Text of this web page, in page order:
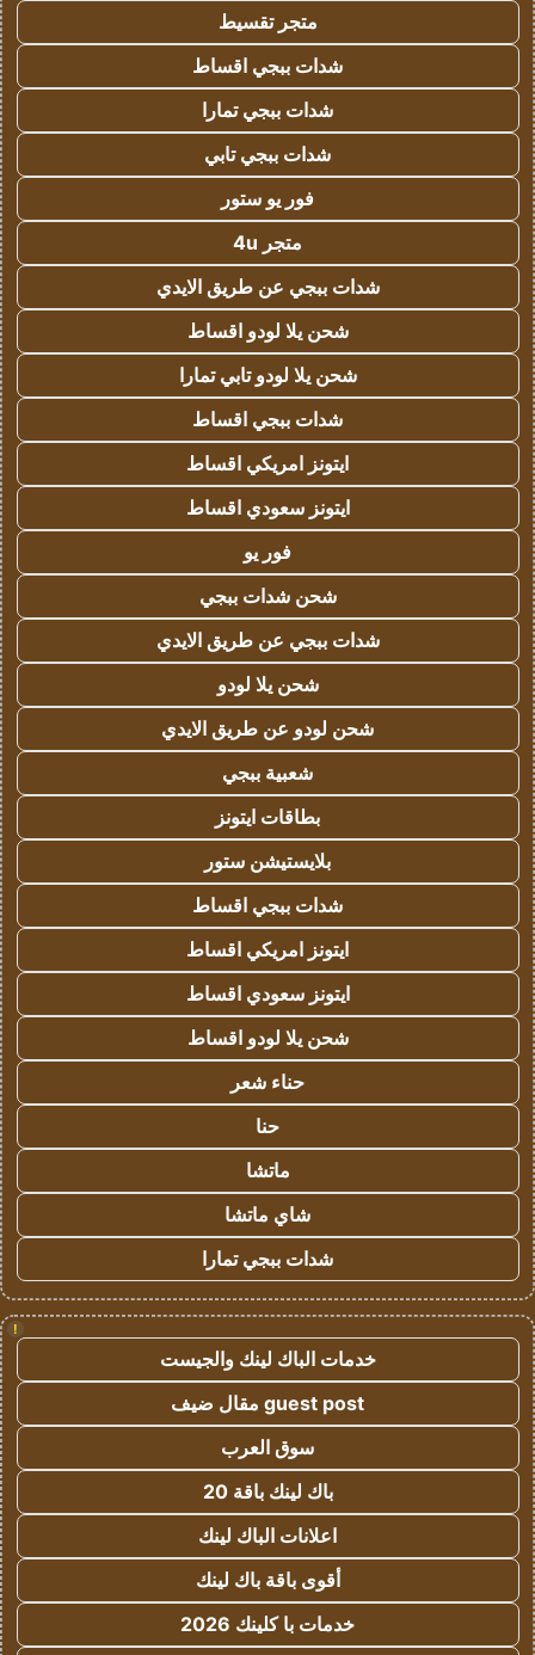
متجر تقسيط
شدات ببجي اقساط
شدات ببجي تمارا
شدات ببجي تابي
فور يو ستور
متجر 4u
شدات ببجي عن طريق الايدي
شحن يلا لودو اقساط
شحن يلا لودو تابي تمارا
شدات ببجي اقساط
ايتونز امريكي اقساط
ايتونز سعودي اقساط
فور يو
شحن شدات ببجي
شدات ببجي عن طريق الايدي
شحن يلا لودو
شحن لودو عن طريق الايدي
شعبية ببجي
بطاقات ايتونز
بلايستيشن ستور
شدات ببجي اقساط
ايتونز امريكي اقساط
ايتونز سعودي اقساط
شحن يلا لودو اقساط
حناء شعر
حنا
ماتشا
شاي ماتشا
شدات ببجي تمارا
!
خدمات الباك لينك والجيست
guest post مقال ضيف
سوق العرب
باك لينك باقة 20
اعلانات الباك لينك
أقوى باقة باك لينك
خدمات با كلينك 2026